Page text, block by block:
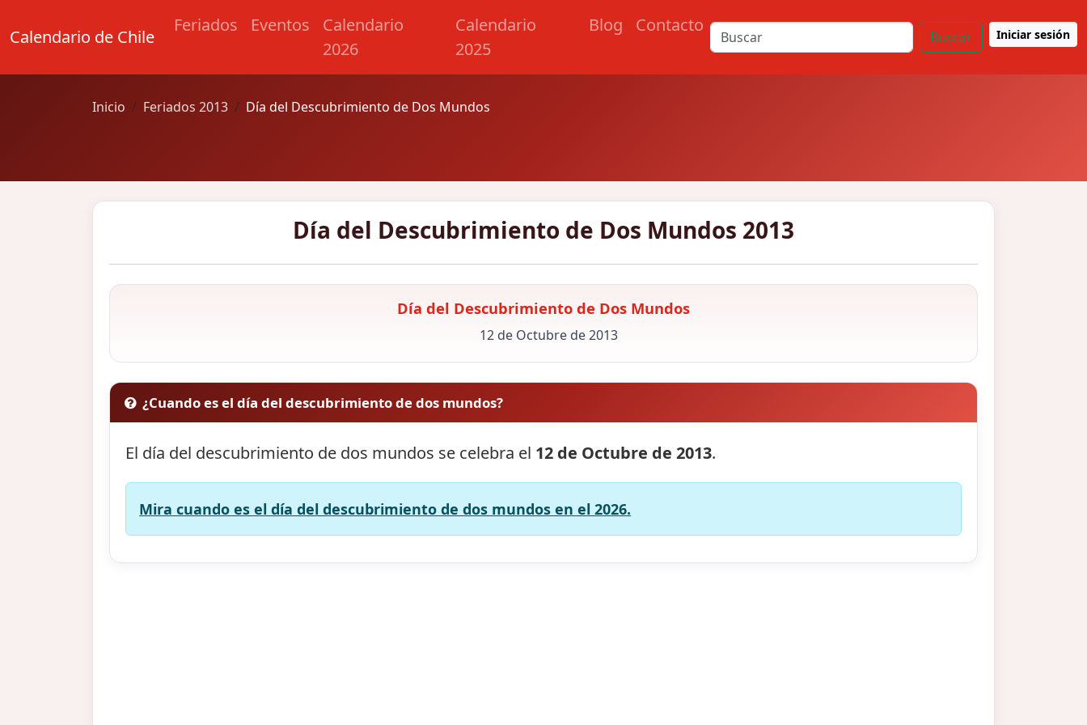
Calendario de Chile
Feriados Eventos
Calendario
2026
Calendario
2025
Blog Contacto
Buscar Iniciar sesión
Inicio Feriados 2013 Día del Descubrimiento de Dos Mundos
Día del Descubrimiento de Dos Mundos 2013
Día del Descubrimiento de Dos Mundos
12 de Octubre de 2013
¿Cuando es el día del descubrimiento de dos mundos?
El día del descubrimiento de dos mundos se celebra el 12 de Octubre de 2013.
Mira cuando es el día del descubrimiento de dos mundos en el 2026.